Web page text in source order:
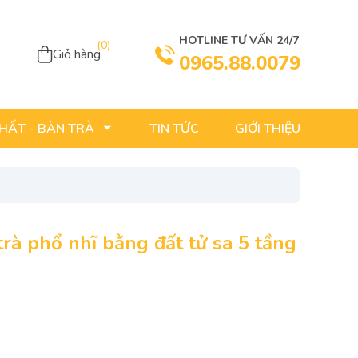
Giỏ hàng
(0) HOTLINE TƯ VẤN 24/7
0965.88.0079
- BÀN TRÀ TIN TỨC GIỚI THIỆU
phổ nhĩ bằng đất tử sa 5 tầng